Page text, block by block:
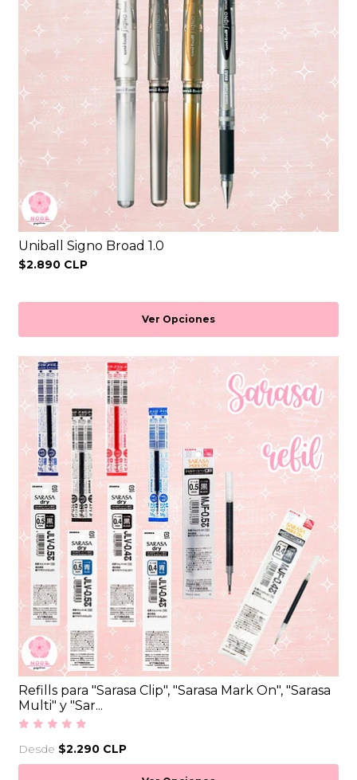
Uniball Signo Broad 1.0
$2.890 CLP
Ver Opciones
Refills para "Sarasa Clip", "Sarasa Mark On", "Sarasa
Multi" y "Sar...
Desde $2.290 CLP